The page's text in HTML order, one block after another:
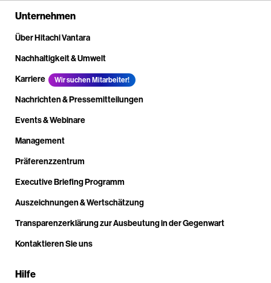
Unternehmen
Über Hitachi Vantara
Nachhaltigkeit & Umwelt
Karriere
Wir suchen Mitarbeiter!
Nachrichten & Pressemitteilungen
Events & Webinare
Management
Präferenzzentrum
Executive Briefing Programm
Auszeichnungen & Wertschätzung
Transparenzerklärung zur Ausbeutung in der Gegenwart
Kontaktieren Sie uns
Hilfe